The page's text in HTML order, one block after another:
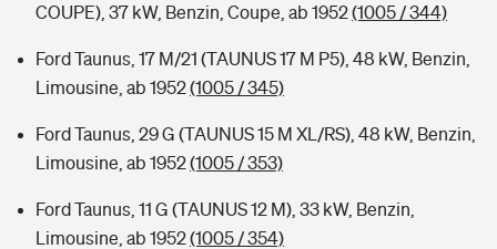
COUPE), 37 kW, Benzin, Coupe, ab 1952(1005 / 344)
Ford Taunus, 17 M/21 (TAUNUS 17 M P5), 48 kW, Benzin,
Limousine, ab 1952(1005 / 345)
Ford Taunus, 29 G (TAUNUS 15 M XL/RS), 48 kW, Benzin,
Limousine, ab 1952(1005 / 353)
Ford Taunus, 11 G (TAUNUS 12 M), 33 kW, Benzin,
Limousine, ab 1952(1005 / 354)